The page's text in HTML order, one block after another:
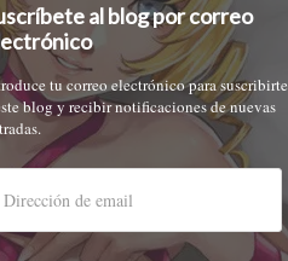
al blog por correo
tu correo electrónico para suscribirte
blog y recibir notificaciones de nuevas